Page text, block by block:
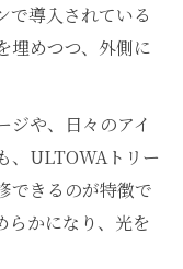
で導入されている
埋めつつ、外側に
ジや、日々のアイ
、ULTOWAトリー
できるのが特徴で
らかになり、光を